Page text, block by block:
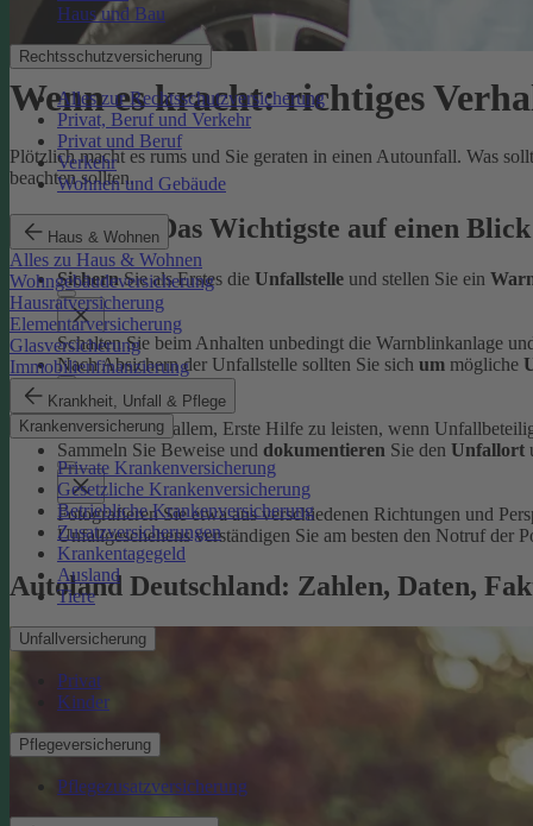
Haus und Bau
Rechtsschutzversicherung
Alles zur Rechtsschutzversicherung
Privat, Beruf und Verkehr
Privat und Beruf
Verkehr
Wohnen und Gebäude
Haus & Wohnen
Alles zu Haus & Wohnen
Wohngebäudeversicherung
Hausratversicherung
Elementarversicherung
Glasversicherung
Immobilienfinanzierung
Krankheit, Unfall & Pflege
Krankenversicherung
Private Krankenversicherung
Gesetzliche Krankenversicherung
Betriebliche Krankenversicherung
Zusatzversicherungen
Krankentagegeld
Ausland
Tiere
Unfallversicherung
Privat
Kinder
Pflegeversicherung
Pflegezusatzversicherung
Wenn es kracht: richtiges
Plötzlich macht es rums und Sie geraten in einen Autounfall. Was
beachten sollten.
Autounfall: Das Wichtigste auf einen Blick
SichernSie als Erstes die Unfallstelle und stellen Sie ein
Schalten Sie beim Anhalten unbedingt die Warnblinkanlage
Nach Absichern der Unfallstelle sollten Sie sich um mögliche
Dazu zählt vor allem, Erste Hilfe zu leisten, wenn
Sammeln Sie Beweise und dokumentieren Sie den Unfallort
Fotografieren Sie etwa aus verschiedenen Richtungen und
Unfallgeschehens verständigen Sie am besten den Notruf der
Autoland Deutschland: Zahlen, Daten,